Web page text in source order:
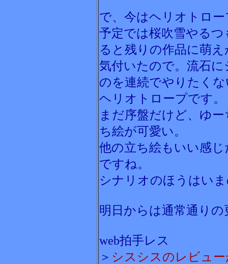
で、今はヘリオトロ
予定では桜吹雪やる
ると残りの作品に萌
気付いたので。流石
のを連続でやりたく
ヘリオトロープです。
まだ序盤だけど、ゆ
ち絵が可愛い。
他の立ち絵もいい感
ですね。
シナリオのほうはい
明日からは通常通り
web拍手レス
＞ シスシスのレビュ